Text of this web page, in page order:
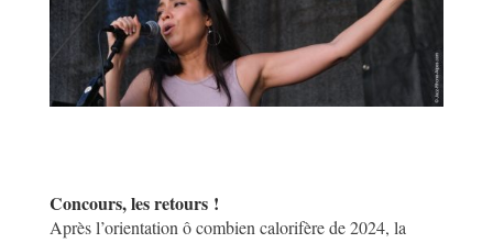
Concours, les retours !
Après l’orientation ô combien calorifère de 2024, la